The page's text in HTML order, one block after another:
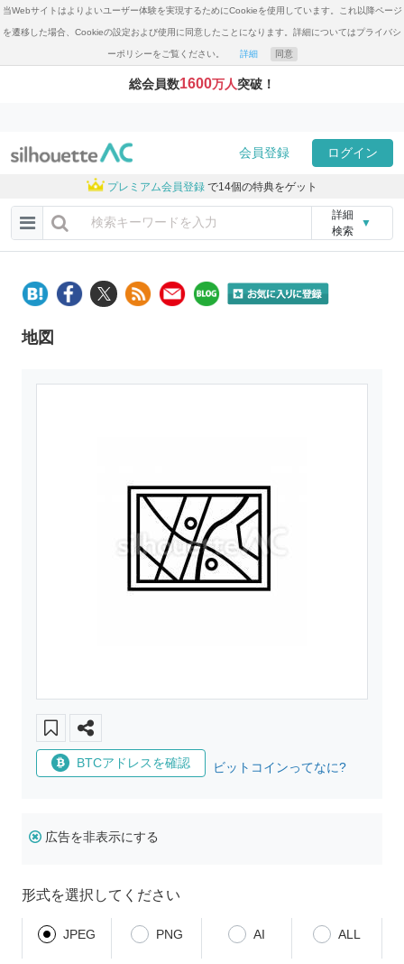
当Webサイトはよりよいユーザー体験を実現するためにCookieを使用しています。これ以降ページ
を遷移した場合、Cookieの設定および使用に同意したことになります。詳細についてはプライバシ
ーポリシーをご覧ください。 詳細 同意
総会員数1600万人突破！
会員登録 ログイン
プレミアム会員登録 で14個の特典をゲット
詳細
検索
▼
地図
BTCアドレスを確認 ビットコインってなに?
広告を非表示にする
形式を選択してください
JPEG PNG AI ALL